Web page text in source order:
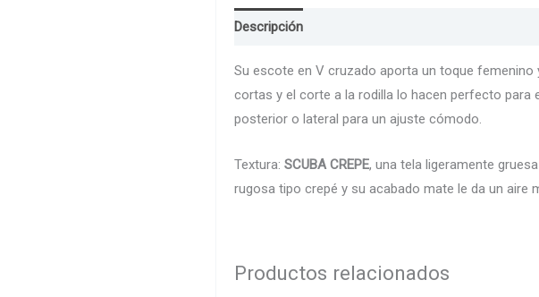
Descripción
Su escote en V cruzado aporta un toque
cortas y el corte a la rodilla lo hacen perfecto para
posterior o lateral para un ajuste cómodo.
Textura: SCUBA CREPE, una tela ligeramente
rugosa tipo crepé y su acabado mate le da un aire
Productos relacionados